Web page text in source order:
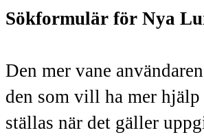
Sökformulär för Nya
Den mer vane
den som vill ha mer
ställas när det gäller